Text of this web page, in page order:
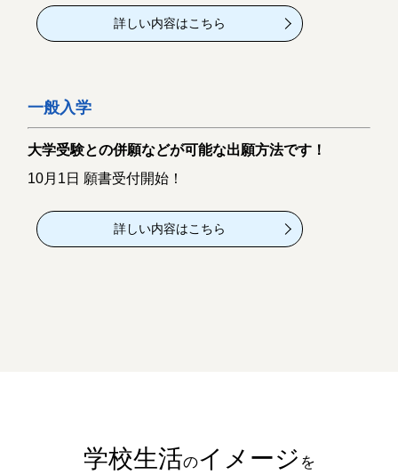
詳しい内容はこちら
一般入学
大学受験との併願などが可能な出願方法です！
10月1日 願書受付開始！
詳しい内容はこちら
学校生活のイメージ を